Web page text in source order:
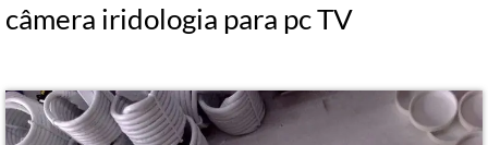
câmera iridologia para pc TV